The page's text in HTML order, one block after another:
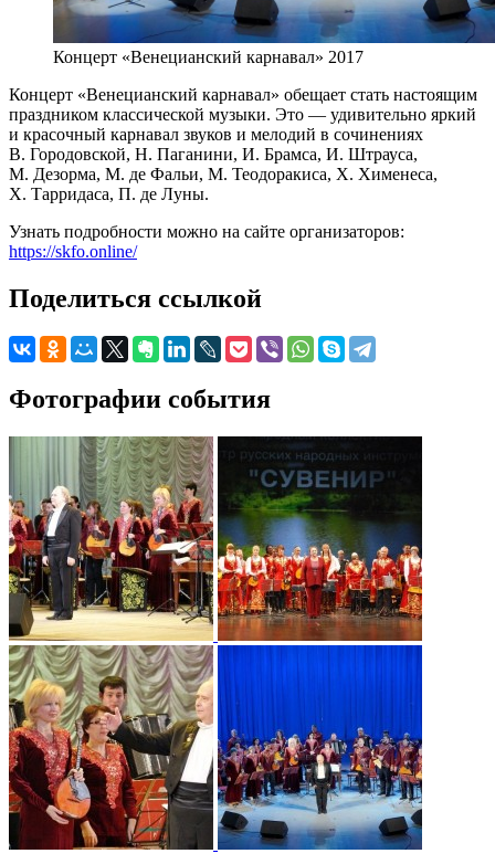
Концерт «Венецианский карнавал» 2017
Концерт «Венецианский карнавал» обещает стать настоящим
праздником классической музыки. Это — удивительно яркий
и красочный карнавал звуков и мелодий в сочинениях
В. Городовской, Н. Паганини, И. Брамса, И. Штрауса,
М. Дезорма, М. де Фальи, М. Теодоракиса, Х. Хименеса,
Х. Тарридаса, П. де Луны.
Узнать подробности можно на сайте организаторов:
https://skfo.online/
Поделиться ссылкой
Фотографии события